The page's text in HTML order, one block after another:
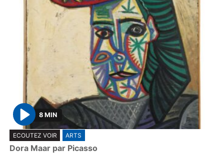
P
l
a
8 MIN
ECOUTEZ VOIR ARTS
Dora Maar par Picasso